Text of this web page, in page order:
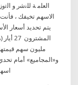
الاسهم تخيفك ،
يتم تحديد أسعار
و«المجاميع» أمام
اسهم 120 شركة من اجمالي 212